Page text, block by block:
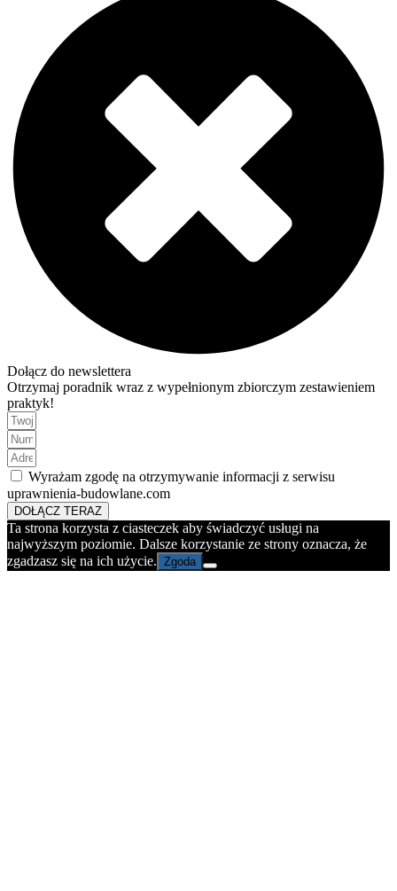
Dołącz do newslettera
Otrzymaj poradnik wraz z wypełnionym zbiorczym zestawieniem
praktyk!
Wyrażam zgodę na otrzymywanie informacji z serwisu
uprawnienia-budowlane.com
DOŁĄCZ TERAZ
Ta strona korzysta z ciasteczek aby świadczyć usługi na
najwyższym poziomie. Dalsze korzystanie ze strony oznacza, że
zgadzasz się na ich użycie. Zgoda